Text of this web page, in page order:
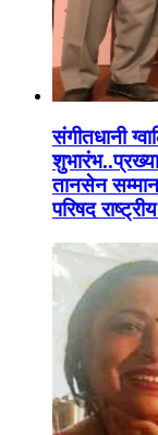
संगीतधानी
तानसेन
परिषद